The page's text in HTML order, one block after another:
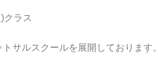
クラス
サルスクールを展開しております。